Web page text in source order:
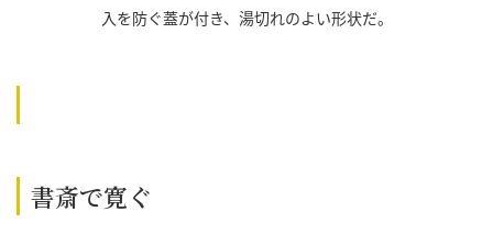
入を防ぐ蓋が付き、湯切れのよい形状だ。
書斎で寛ぐ